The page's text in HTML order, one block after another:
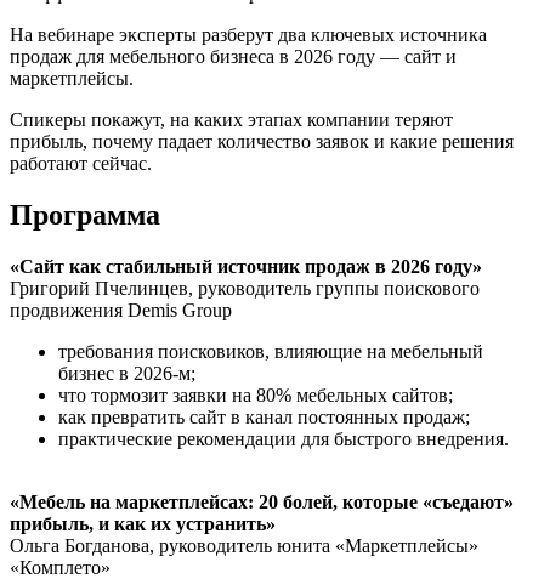
На вебинаре эксперты разберут два ключевых источника
продаж для мебельного бизнеса в 2026 году — сайт и
маркетплейсы.
Спикеры покажут, на каких этапах компании теряют
прибыль, почему падает количество заявок и какие решения
работают сейчас.
Программа
«Сайт как стабильный источник продаж в 2026 году»
Григорий Пчелинцев, руководитель группы поискового
продвижения Demis Group
требования поисковиков, влияющие на мебельный
бизнес в 2026-м;
что тормозит заявки на 80% мебельных сайтов;
как превратить сайт в канал постоянных продаж;
практические рекомендации для быстрого внедрения.
«Мебель на маркетплейсах: 20 болей, которые «съедают»
прибыль, и как их устранить»
Ольга Богданова, руководитель юнита «Маркетплейсы»
«Комплето»